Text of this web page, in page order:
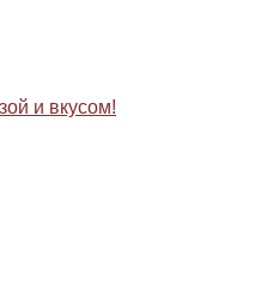
и вкусом!